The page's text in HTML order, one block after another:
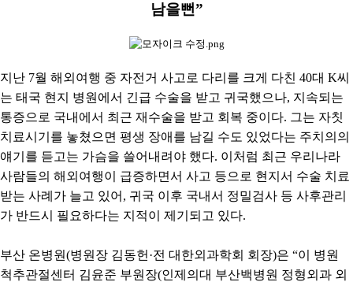
남을뻔”
지난 7월 해외여행 중 자전거 사고로 다리를 크게 다친 40대 K씨
는 태국 현지 병원에서 긴급 수술을 받고 귀국했으나, 지속되는
통증으로 국내에서 최근 재수술을 받고 회복 중이다. 그는 자칫
치료시기를 놓쳤으면 평생 장애를 남길 수도 있었다는 주치의의
얘기를 듣고는 가슴을 쓸어내려야 했다. 이처럼 최근 우리나라
사람들의 해외여행이 급증하면서 사고 등으로 현지서 수술 치료
받는 사례가 늘고 있어 , 귀국 이후 국내서 정밀검사 등 사후관리
가 반드시 필요하다는 지적이 제기되고 있다.
부산 온병원(병원장 김동헌 ·전 대한외과학회 회장)은 “이 병원
척추관절센터 김윤준 부원장(인제의대 부산백병원 정형외과 외